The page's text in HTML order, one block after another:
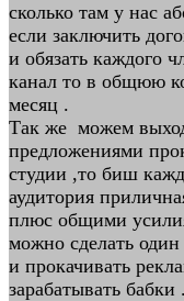
сколько там у нас
если заключить
и обязать каждого
канал то в общюю
месяц .
Так же можем
предложениями
студии ,то биш
аудитория
плюс общими
можно сделать
и прокачивать
зарабатывать бабки